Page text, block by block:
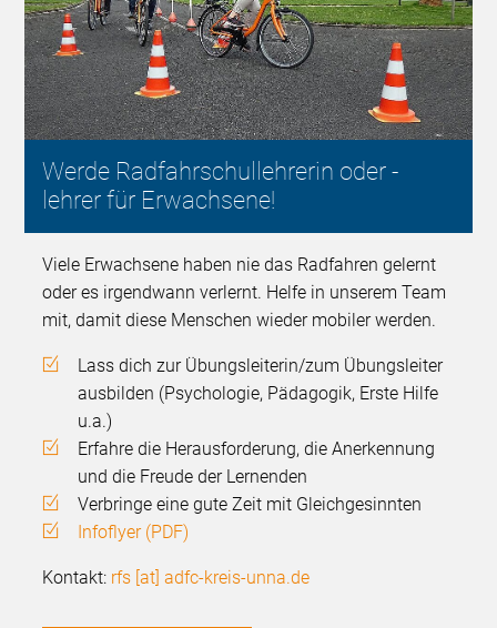
Werde Radfahrschullehrerin oder -
lehrer für Erwachsene!
Viele Erwachsene haben nie das Radfahren gelernt
oder es irgendwann verlernt. Helfe in unserem Team
mit, damit diese Menschen wieder mobiler werden.
Lass dich zur Übungsleiterin/zum Übungsleiter
ausbilden (Psychologie, Pädagogik, Erste Hilfe
u.a.)
Erfahre die Herausforderung, die Anerkennung
und die Freude der Lernenden
Verbringe eine gute Zeit mit Gleichgesinnten
Infoflyer (PDF)
Kontakt: rfs [at] adfc-kreis-unna.de